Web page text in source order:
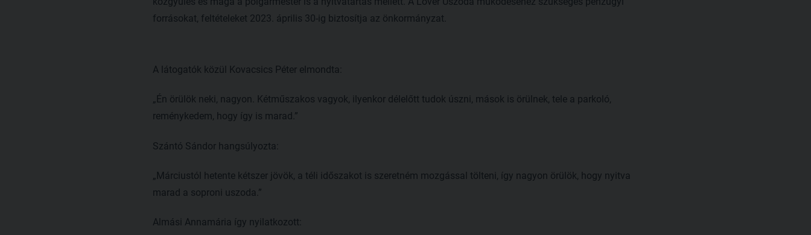
forrásokat, feltételeket 2023. április 30-ig biztosítja az önkormányzat.
A látogatók közül Kovacsics Péter elmondta:
„Én örülök neki, nagyon. Kétműszakos vagyok, ilyenkor délelőtt tudok úszni, mások is örülnek, tele a parkoló,
reménykedem, hogy így is marad.”
Szántó Sándor hangsúlyozta:
„Márciustól hetente kétszer jövök, a téli időszakot is szeretném mozgással tölteni, így nagyon örülök, hogy nyitva
marad a soproni uszoda.”
Almási Annamária így nyilatkozott: